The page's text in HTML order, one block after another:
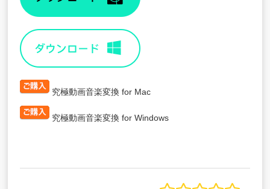
究極動画音楽変換 for Mac
究極動画音楽変換 for Windows